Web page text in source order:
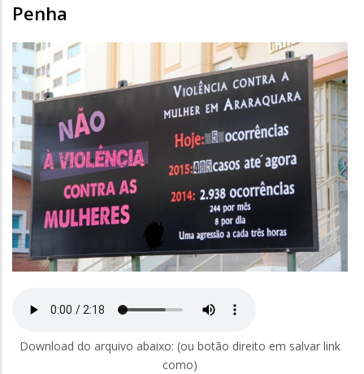
Penha
Download do arquivo abaixo: (ou botão direito em salvar link
como)